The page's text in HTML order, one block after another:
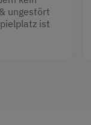
ungestört
ist